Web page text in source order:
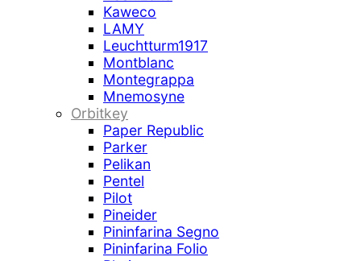
Kaweco
LAMY
Leuchtturm1917
Montblanc
Montegrappa
Mnemosyne
Orbitkey
Paper Republic
Parker
Pelikan
Pentel
Pilot
Pineider
Pininfarina Segno
Pininfarina Folio